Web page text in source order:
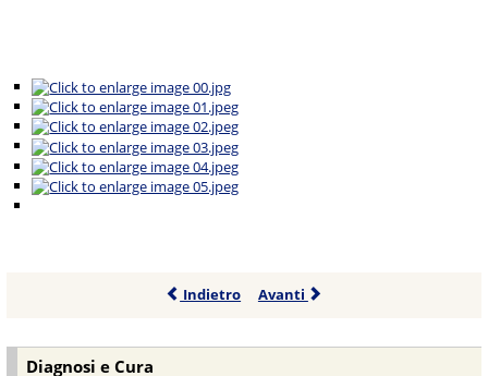
Indietro Avanti
Diagnosi e Cura